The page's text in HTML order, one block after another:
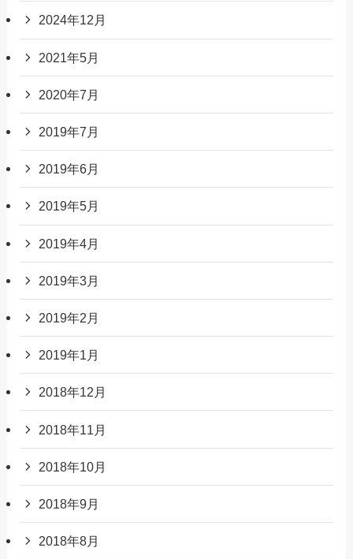
2024年12月
2021年5月
2020年7月
2019年7月
2019年6月
2019年5月
2019年4月
2019年3月
2019年2月
2019年1月
2018年12月
2018年11月
2018年10月
2018年9月
2018年8月